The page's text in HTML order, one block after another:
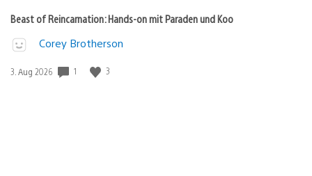
Beast of Reincarnation: Hands-on mit Paraden und Koo
Corey Brotherson
Veröffentlichungsdatum:
3. Aug 2026 1 3